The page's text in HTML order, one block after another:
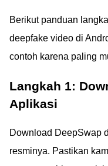
Berikut panduan
deepfake video di
contoh karena paling
Langkah 1:
Aplikasi
Download DeepSwap
resminya. Pastikan